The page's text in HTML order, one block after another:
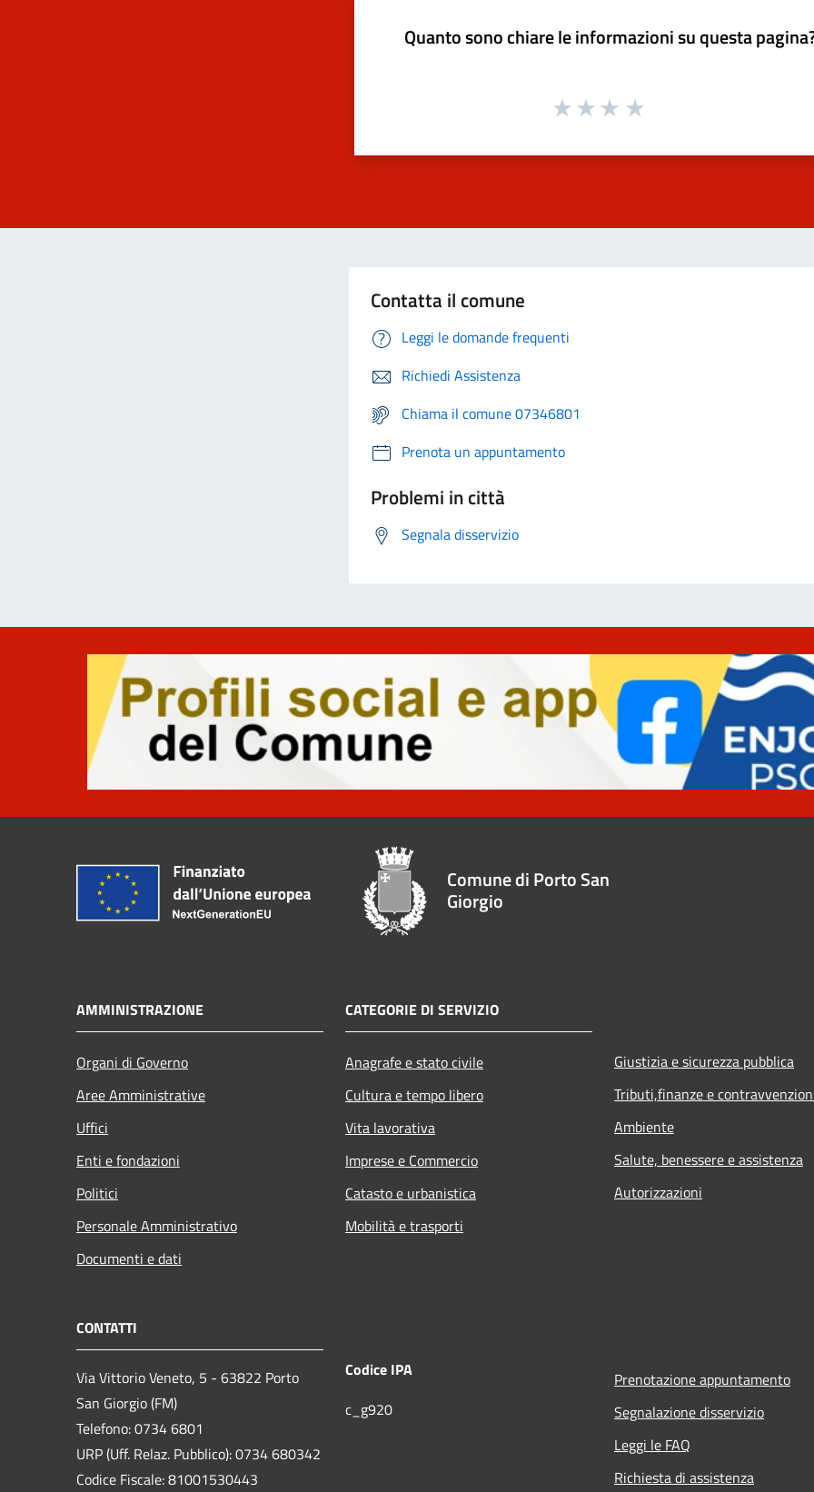
Quanto sono chiare le informazioni su questa
Contatta il comune
Leggi le domande frequenti
Richiedi Assistenza
Chiama il comune 07346801
Prenota un appuntamento
Problemi in città
Segnala disservizio
Comune di Porto San
Giorgio
AMMINISTRAZIONE
Organi di Governo
Aree Amministrative
Uffici
Enti e fondazioni
Politici
Personale Amministrativo
Documenti e dati
CATEGORIE DI SERVIZIO
Anagrafe e stato civile
Cultura e tempo libero
Vita lavorativa
Imprese e Commercio
Catasto e urbanistica
Mobilità e trasporti
Giustizia e sicurezza pubblica
Tributi,finanze e
Ambiente
Salute, benessere e assistenza
Autorizzazioni
CONTATTI
Via Vittorio Veneto, 5 - 63822 Porto
San Giorgio (FM)
Telefono: 0734 6801
URP (Uff. Relaz. Pubblico): 0734 680342
Codice Fiscale: 81001530443
Codice IPA
c_g920
Prenotazione appuntamento
Segnalazione disservizio
Leggi le FAQ
Richiesta di assistenza